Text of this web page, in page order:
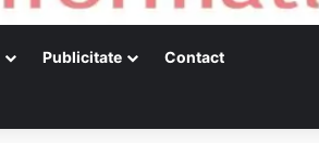
Publicitate Contact